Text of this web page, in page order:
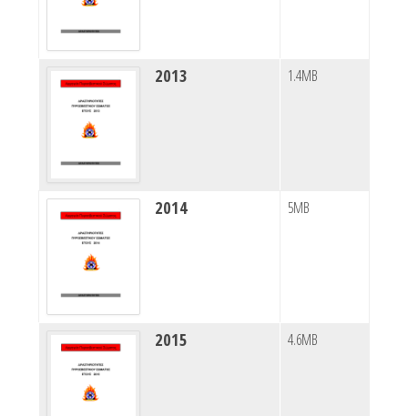
2013 1.4MB
2014 5MB
2015 4.6MB